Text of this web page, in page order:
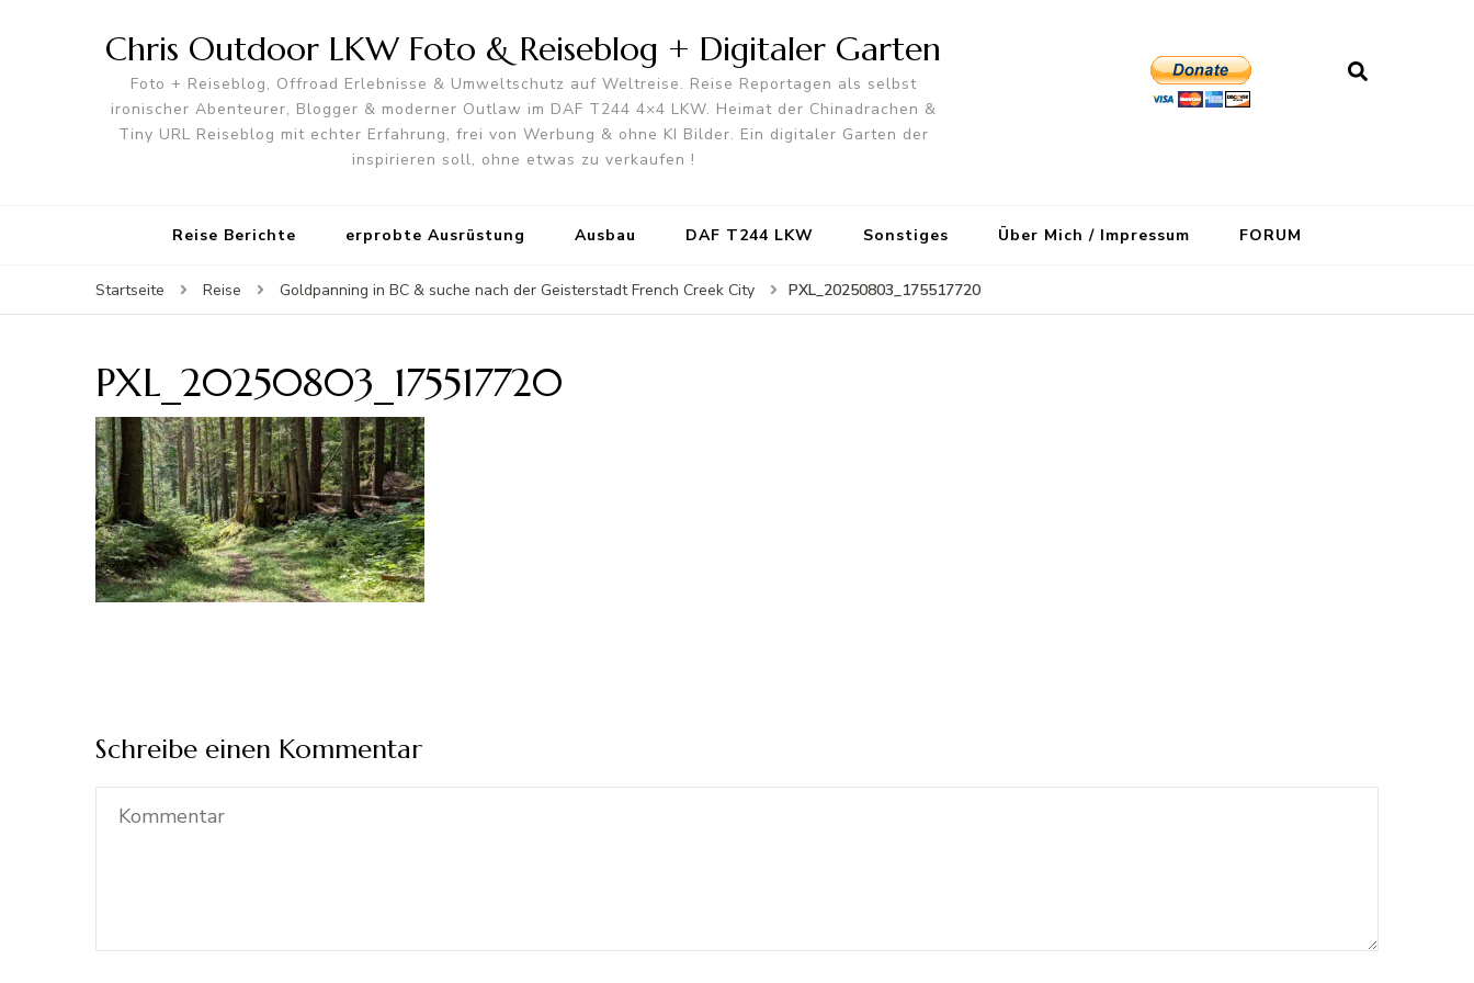
Chris Outdoor LKW Foto & Reiseblog + Digitaler Garten
Foto + Reiseblog, Offroad Erlebnisse & Umweltschutz auf Weltreise. Reise Reportagen als selbst
ironischer Abenteurer, Blogger & moderner Outlaw im DAF T244 4×4 LKW. Heimat der Chinadrachen &
Tiny URL Reiseblog mit echter Erfahrung, frei von Werbung & ohne KI Bilder. Ein digitaler Garten der
inspirieren soll, ohne etwas zu verkaufen !
Reise Berichte erprobte Ausrüstung Ausbau DAF T244 LKW Sonstiges Über Mich / Impressum FORUM
Startseite Reise Goldpanning in BC & suche nach der Geisterstadt French Creek City PXL_20250803_175517720
PXL_20250803_175517720
Schreibe einen Kommentar